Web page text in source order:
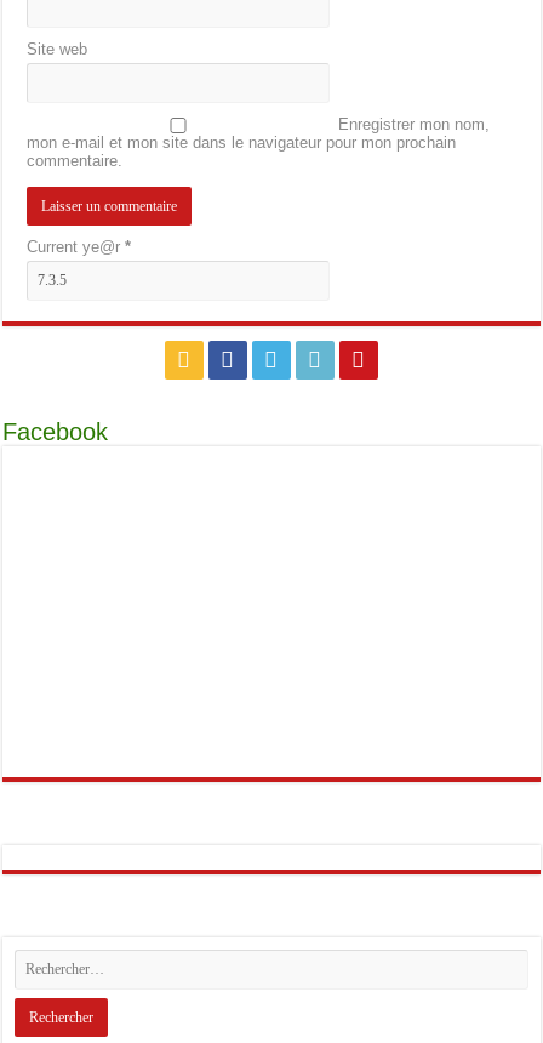
Site web
Enregistrer mon nom,
mon e-mail et mon site dans le navigateur pour mon prochain
commentaire.
Current ye@r*
Facebook